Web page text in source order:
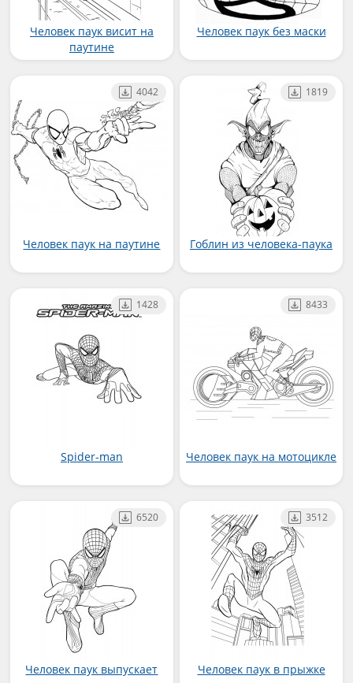
Человек паук висит на
паутине
Человек паук без маски
Человек паук на паутине
4042
Гоблин из человека-паука
1819
Spider-man
1428
Человек паук на мотоцикле
8433
Человек паук выпускает
6520
Человек паук в прыжке
3512